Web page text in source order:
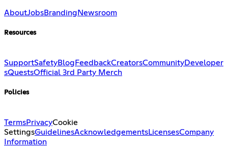
AboutJobsBrandingNewsroom
Resources
SupportSafetyBlog FeedbackCreatorsCommunityDeveloper
sQuestsOfficial 3rd Party Merch
Policies
TermsPrivacyCookie
SettingsGuidelinesAcknowledgementsLicensesCompany
Information